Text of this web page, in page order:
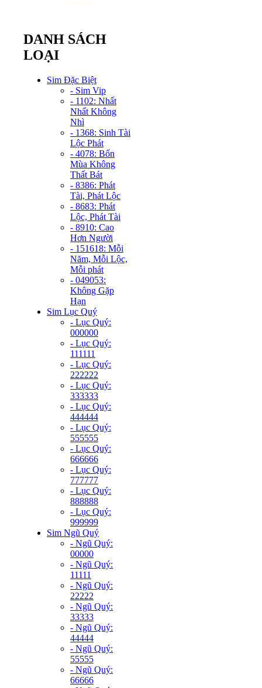
DANH SÁCH
LOẠI
Sim Đặc Biệt
- Sim Vip
- 1102: Nhất
Nhất Không
Nhì
- 1368: Sinh Tài
Lộc Phát
- 4078: Bốn
Mùa Không
Thất Bát
- 8386: Phát
Tài, Phát Lộc
- 8683: Phát
Lộc, Phát Tài
- 8910: Cao
Hơn Người
- 151618: Mỗi
Năm, Mỗi Lộc,
Mỗi phát
- 049053:
Không Gặp
Hạn
Sim Lục Quý
- Lục Quý:
000000
- Lục Quý:
111111
- Lục Quý:
222222
- Lục Quý:
333333
- Lục Quý:
444444
- Lục Quý:
555555
- Lục Quý:
666666
- Lục Quý:
777777
- Lục Quý:
888888
- Lục Quý:
999999
Sim Ngũ Quý
- Ngũ Quý:
00000
- Ngũ Quý:
11111
- Ngũ Quý:
22222
- Ngũ Quý:
33333
- Ngũ Quý:
44444
- Ngũ Quý:
55555
- Ngũ Quý:
66666